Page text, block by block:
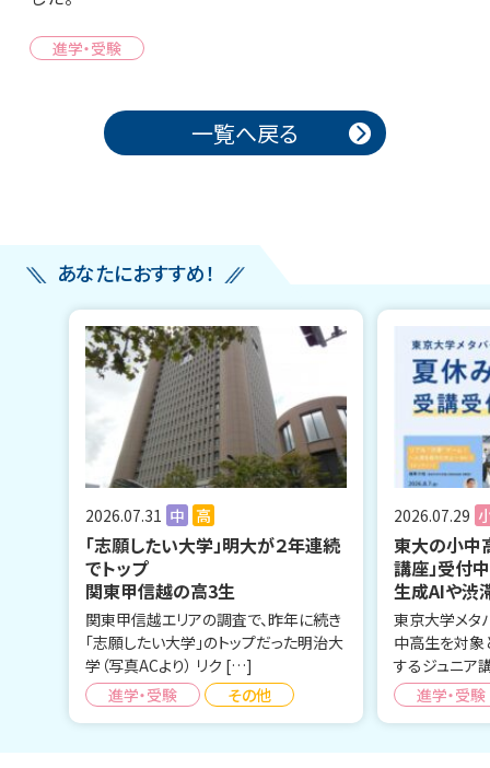
進学・受験
投稿ナビゲーション 一覧へ戻る
あなたにおすすめ！
2026.07.31 中 高
「志願したい大学」明大が２年連続
でトップ
関東甲信越の高3生
関東甲信越エリアの調査で、昨年に続き
「志願したい大学」のトップだった明治大
学（写真ACより） リク […]
進学・受験
その他
2026.07.29
東大の小中
講座」受付中
生成AIや渋
東京大学メタ
中高生を対象
するジュニ
進学・受験